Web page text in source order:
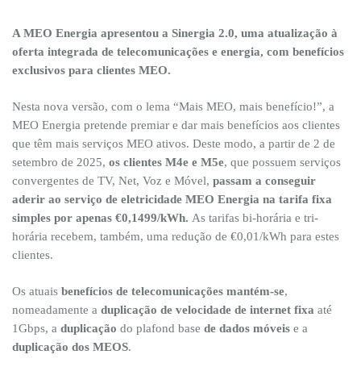
A MEO Energia apresentou a Sinergia 2.0, uma atualização à
oferta integrada de telecomunicações e energia, com benefícios
exclusivos para clientes MEO.
Nesta nova versão, com o lema “Mais MEO, mais benefício!”, a
MEO Energia pretende premiar e dar mais benefícios aos clientes
que têm mais serviços MEO ativos. Deste modo, a partir de 2 de
setembro de 2025, os clientes M4e e M5e, que possuem serviços
convergentes de TV, Net, Voz e Móvel, passam a conseguir
aderir ao serviço de eletricidade MEO Energia na tarifa fixa
simples por apenas €0,1499/kWh. As tarifas bi-horária e tri-
horária recebem, também, uma redução de €0,01/kWh para estes
clientes.
Os atuais benefícios de telecomunicações mantém-se,
nomeadamente a duplicação de velocidade de internet fixa até
1Gbps, a duplicação do plafond base de dados móveis e a
duplicação dos MEOS.